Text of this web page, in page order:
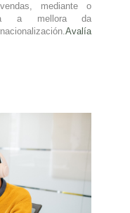
mediante o
a mellora da
Avalía